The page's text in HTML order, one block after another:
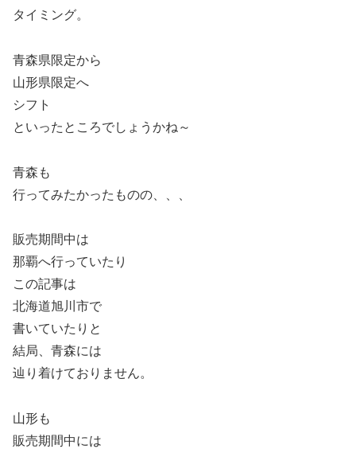
タイミング。
青森県限定から
山形県限定へ
シフト
といったところでしょうかね～
青森も
行ってみたかったものの、、、
販売期間中は
那覇へ行っていたり
この記事は
北海道旭川市で
書いていたりと
結局、青森には
辿り着けておりません。
山形も
販売期間中には